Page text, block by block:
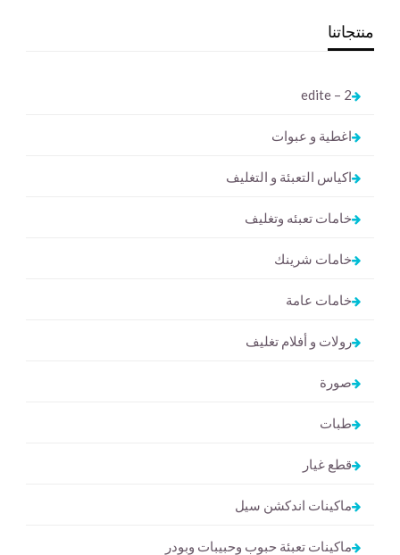
منتجاتنا
2 – edite
اغطية و عبوات
اكياس التعبئة و التغليف
خامات تعبئه وتغليف
خامات شرينك
خامات عامة
رولات و أفلام تغليف
صورة
طبات
قطع غيار
ماكينات اندكشن سيل
ماكينات تعبئة حبوب وحبيبات وبودر